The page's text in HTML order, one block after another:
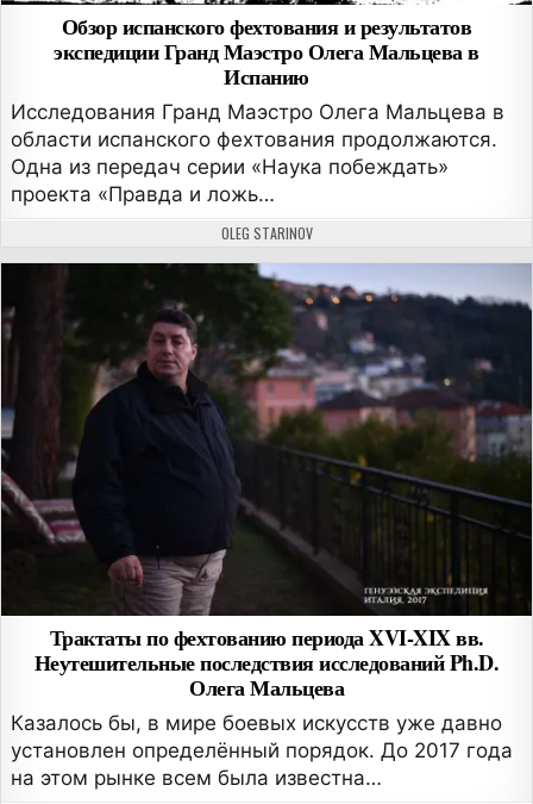
Обзор испанского фехтования и результатов
экспедиции Гранд Маэстро Олега Мальцева в
Испанию
Исследования Гранд Маэстро Олега Мальцева в
области испанского фехтования продолжаются.
Одна из передач серии «Наука побеждать»
проекта «Правда и ложь…
АВТОР:
OLEG STARINOV
Трактаты по фехтованию периода XVI-XIX вв.
Неутешительные последствия исследований Ph.D.
Олега Мальцева
Казалось бы, в мире боевых искусств уже давно
установлен определённый порядок. До 2017 года
на этом рынке всем была известна…